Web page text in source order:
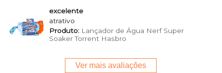
excelente
atrativo
Produto:Lançador de Água Nerf Super
Soaker Torrent Hasbro
Ver mais avaliações